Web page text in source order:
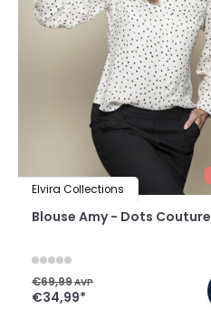
Elvira Collections
Blouse Amy - Dots Couture
€69,99AVP
€34,99*